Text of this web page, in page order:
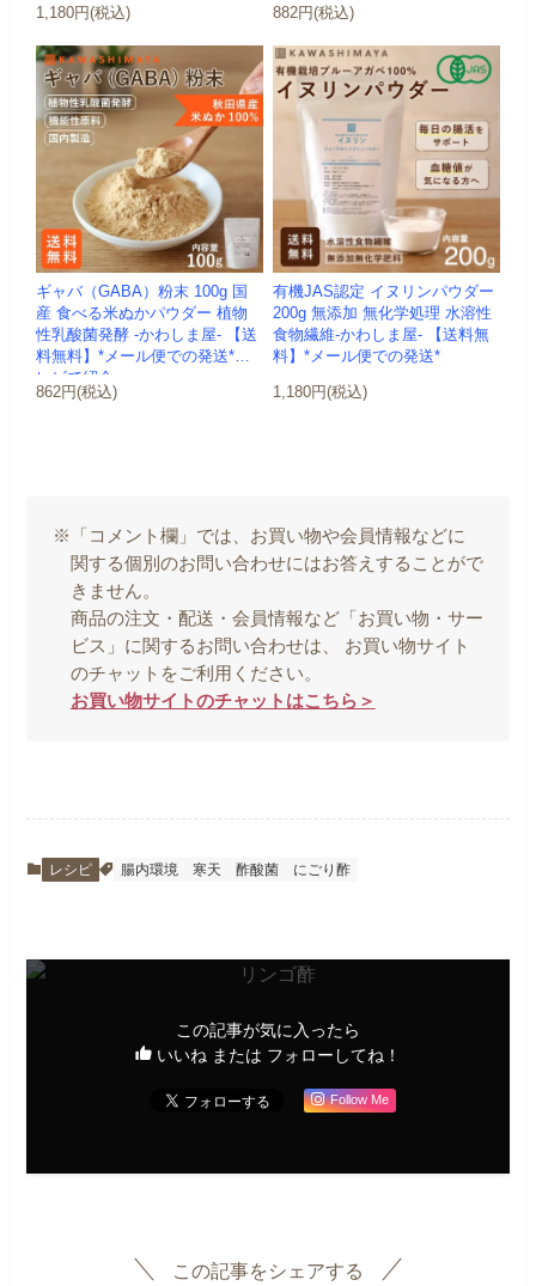
1,180円(税込)
882円(税込)
ギャバ（GABA）粉末 100g 国
産 食べる米ぬかパウダー 植物
性乳酸菌発酵 -かわしま屋- 【送
料無料】*メール便での発送*テ
レビで紹介
862円(税込)
有機JAS認定 イヌリンパウダー
200g 無添加 無化学処理 水溶性
食物繊維-かわしま屋- 【送料無
料】*メール便での発送*
1,180円(税込)
※「コメント欄」では、お買い物や会員情報などに
関する個別のお問い合わせにはお答えすることがで
きません。
商品の注文・配送・会員情報など「お買い物・サー
ビス」に関するお問い合わせは、 お買い物サイト
のチャットをご利用ください。
お買い物サイトのチャットはこちら＞
レシピ 腸内環境 寒天 酢酸菌 にごり酢
この記事が気に入ったら
いいね または フォローしてね！
Follow Me
この記事をシェアする